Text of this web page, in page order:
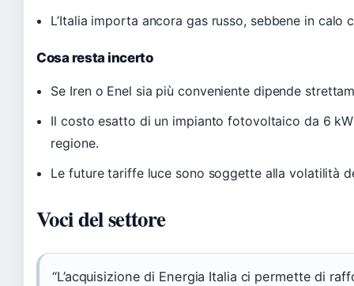
L’Italia importa ancora gas russo, sebbene in calo
Cosa resta incerto
Se Iren o Enel sia più conveniente dipende
Il costo esatto di un impianto fotovoltaico da 6 kW
regione.
Le future tariffe luce sono soggette alla volatilità
Voci del settore
“L’acquisizione di Energia Italia ci permette di